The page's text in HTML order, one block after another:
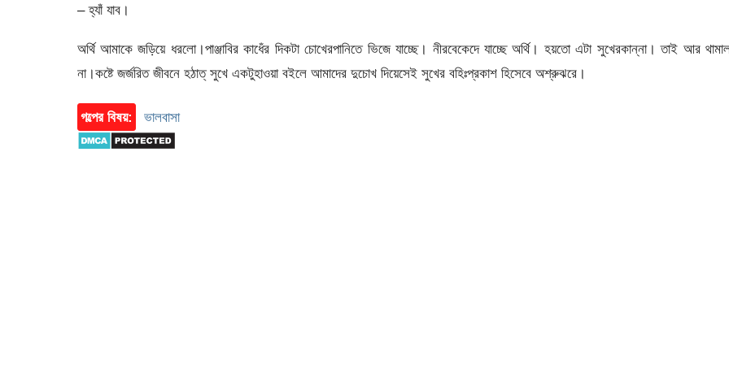
– হ্যাঁ যাব।
অর্থি আমাকে জড়িয়ে ধরলো।পাঞ্জাবির কাধেঁর দিকটা চোখেরপানিতে ভিজে যাচ্ছে। নীরবেকেদে যাচ্ছে অর্থি। হয়তো এটা সুখেরকান্না। তাই আর
না।কষ্টে জর্জরিত জীবনে হঠাত্ সুখে একটুহাওয়া বইলে আমাদের দুচোখ দিয়েসেই সুখের বহিঃপ্রকাশ হিসেবে অশ্রুঝরে।
গল্পের বিষয়: ভালবাসা